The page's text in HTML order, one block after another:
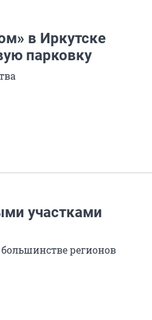
в Иркутске
парковку
участками
регионов